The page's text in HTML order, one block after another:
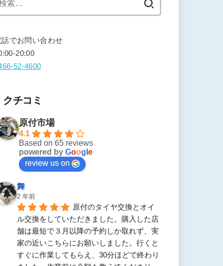
話でお問い合わせ
20:00
52-4600
クチコミ
原付市場
4.1
Based on 65 reviews
powered by Goog e
review us on
舞
2 年前
原付のタイヤ交換とオイ
ル交換をしていただきました。購入した店
舗は最短で３月以降の予約しか取れず、実
家の近いこちらにお願いしました。行くと
すぐに作業してもらえ、30分ほどで終わり